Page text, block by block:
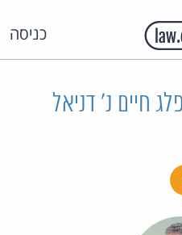
כניסה
02-10 דוד פלג חיים נ' דניאל